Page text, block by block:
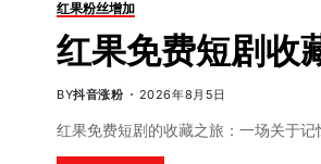
红果粉丝增加
红果免费短剧收
BY抖音涨粉 2026年8月5日
红果免费短剧的收藏之旅：一场关于